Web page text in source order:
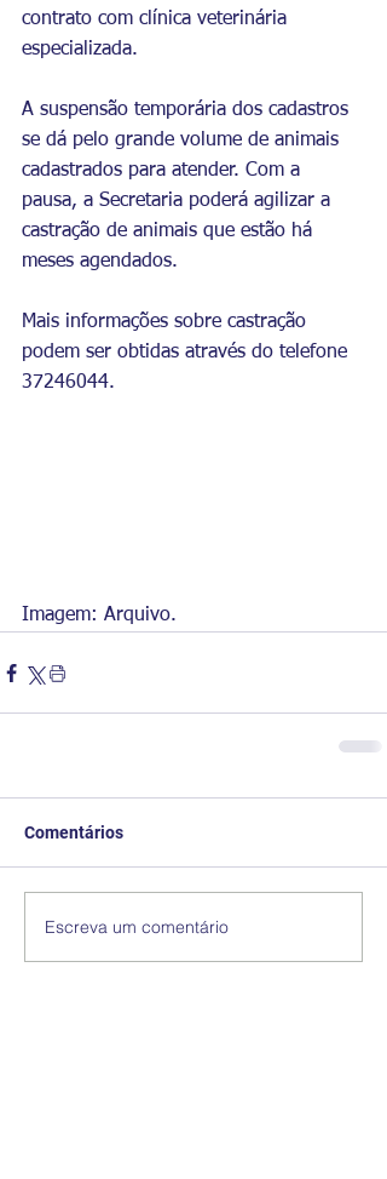
contrato com clínica veterinária
especializada.
A suspensão temporária dos cadastros
se dá pelo grande volume de animais
cadastrados para atender. Com a
pausa, a Secretaria poderá agilizar a
castração de animais que estão há
meses agendados.
Mais informações sobre castração
podem ser obtidas através do telefone
37246044.
Imagem: Arquivo.
Comentários
Escreva um comentário